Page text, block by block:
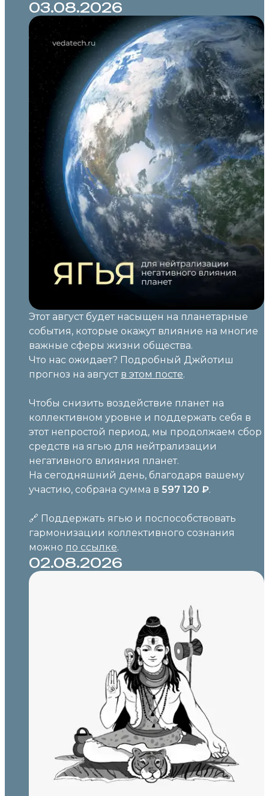
03.08.2026
Этот август будет насыщен на планетарные
события, которые окажут влияние на многие
важные сферы жизни общества.
Что нас ожидает? Подробный Джйотиш
прогноз на август в этом посте.
Чтобы снизить воздействие планет на
коллективном уровне и поддержать себя в
этот непростой период, мы продолжаем сбор
средств на ягью для нейтрализации
негативного влияния планет.
На сегодняшний день, благодаря вашему
участию, собрана сумма в 597 120 ₽.
🔗 Поддержать ягью и поспособствовать
гармонизации коллективного сознания
можно по ссылке.
02.08.2026